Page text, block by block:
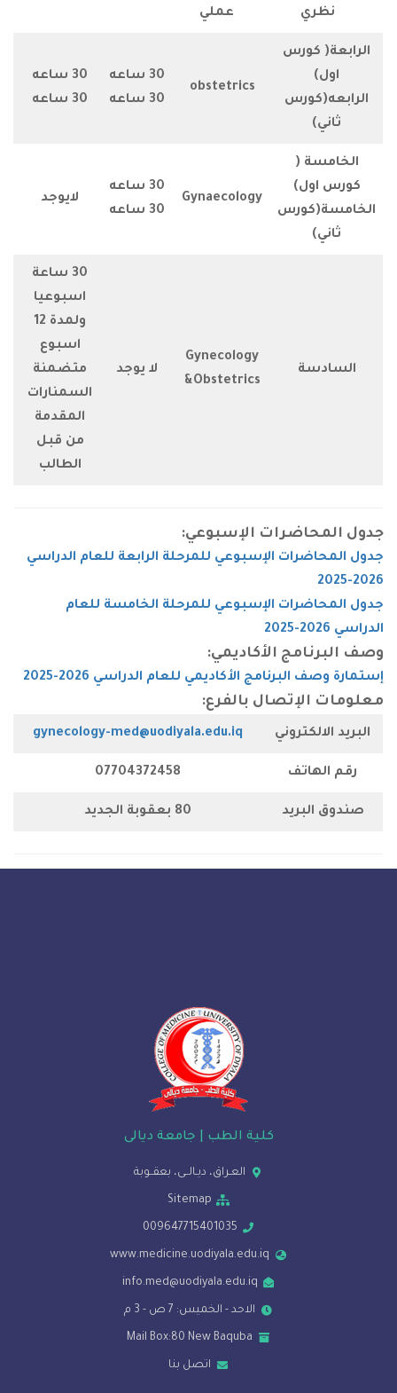
عملي
كورس
30 ساعه
30 ساعه
6
6
Gynaecology
متضمنة
12
الإسبوعي:
الإسبوعي للمرحلة الرابعة للعام الدراسي
الإسبوعي للمرحلة الخامسة للعام
الأكاديمي:
الأكاديمي للعام الدراسي 2026-2025
بالفرع:
gynecology-med@uodiyala.edu.iq
07704372458
كلية الطب | جامعة ديالى
العـراق، ديـالــى، بعقــوبة
009647715401035
www.medicine.uodiyala.edu.iq
info.med@uodiyala.edu.iq
الاحد - الخميس: 7 ص - 3 م
Mail Box:80 New Baquba